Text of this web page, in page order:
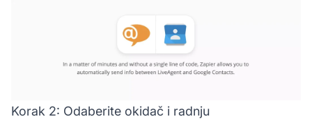
Korak 2: Odaberite okidač i radnju